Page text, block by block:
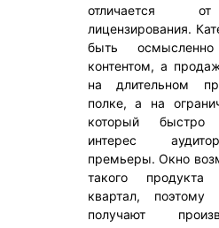
отличается
лицензирования.
быть
контентом, а
на длительном
полке, а на
который быстро
интерес
премьеры. Окно
такого
квартал, поэтому
получают